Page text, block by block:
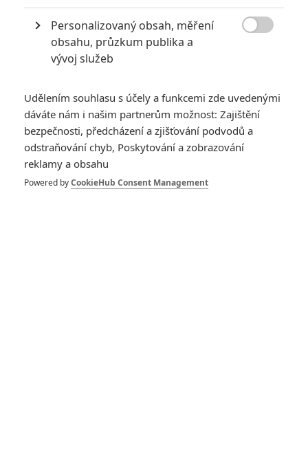
ČLÁNEK | 30.07.2026 12:31
Spider-Man: Zbrusu nový den – Podle recenzí máme čekat
1ČLÁNEK | 30.07.2026 03:42
Velké preview: Odyssea - seznamte se s maximálně nabitým
obsazením
Personalizovaný obsah, měření
obsahu, průzkum publika a
vývoj služeb
Udělením souhlasu s účely a funkcemi zde uvedenými
dáváte nám i našim partnerům možnost: Zajištění
bezpečnosti, předcházení a zjišťování podvodů a
odstraňování chyb, Poskytování a zobrazování
reklamy a obsahu
Powered byCookieHub Consent Management